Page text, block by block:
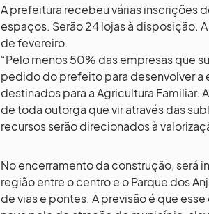
A prefeitura recebeu várias inscrições
espaços. Serão 24 lojas à disposição.
de fevereiro.
“Pelo menos 50% das empresas que
pedido do prefeito para desenvolver
destinados para a Agricultura
de toda outorga que vir através das
recursos serão direcionados à
No encerramento da construção, será
região entre o centro e o Parque dos
de vias e pontes. A previsão é que